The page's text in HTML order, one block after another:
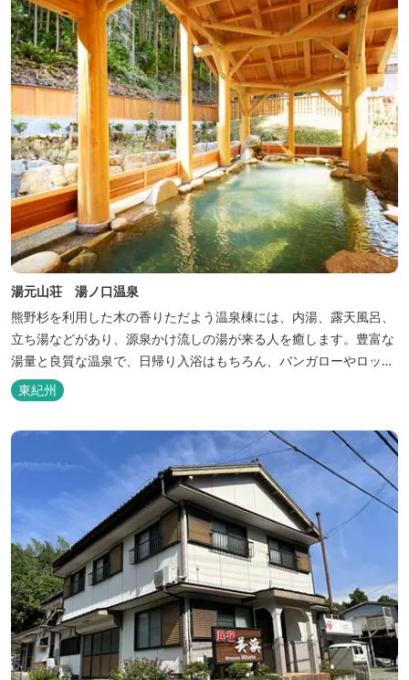
湯元山荘 湯ノ口温泉
熊野杉を利用した木の香りただよう温泉棟には、内湯、露天風呂、
立ち湯などがあり、源泉かけ流しの湯が来る人を癒します。豊富な
湯量と良質な温泉で、日帰り入浴はもちろん、バンガローやロッジ
などの宿泊施設も備えているので、宿泊しながらゆったりと温泉を
楽しむ人も多いです。
東紀州